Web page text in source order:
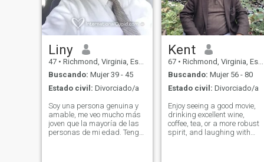
Liny
47 • Richmond, Virginia, Estados Unidos
Buscando: Mujer 39 - 45
Estado civil: Divorciado/a
Soy una persona genuina y
amable, me veo mucho más
joven que la mayoría de las
personas de mi edad. Tengo
Kent
67 • Richmond, Virginia, Estados Unidos
Buscando: Mujer 56 - 80
Estado civil: Divorciado/a
Enjoy seeing a good movie,
drinking excellent wine,
coffee, tea, or a more robust
spirit, and laughing with